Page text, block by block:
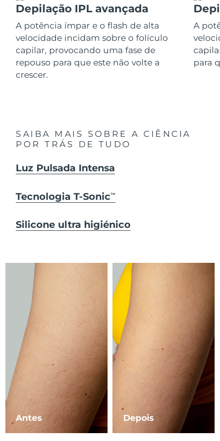
Depilação IPL avançada
A potência ímpar e o flash de alta
velocidade incidam sobre o folículo
capilar, provocando uma fase de
repouso para que este não volte a
crescer.
A
para
SAIBA MAIS SOBRE A CIÊNCIA
POR TRÁS DE TUDO
Luz Pulsada Intensa
Tecnologia T-SonicTM
Silicone ultra higiénico
Antes Depois
Itália Entrega prevista 29/1/2026
Japão Entrega prevista
Jersey 3/2/2026
Letônia Entrega prevista29/1/2026
Macau, RAE da
Malásia Entrega prevista1/2/2026
Malta Entrega prevista
México Entrega prevista
Mônaco Entrega prevista
Países Baixos Entrega prevista 29/1/2026
Nova Zelândia Entrega prevista 29/1/2026
Noruega Entrega prevista 29/1/2026
Omã Entrega prevista 1/2/2026